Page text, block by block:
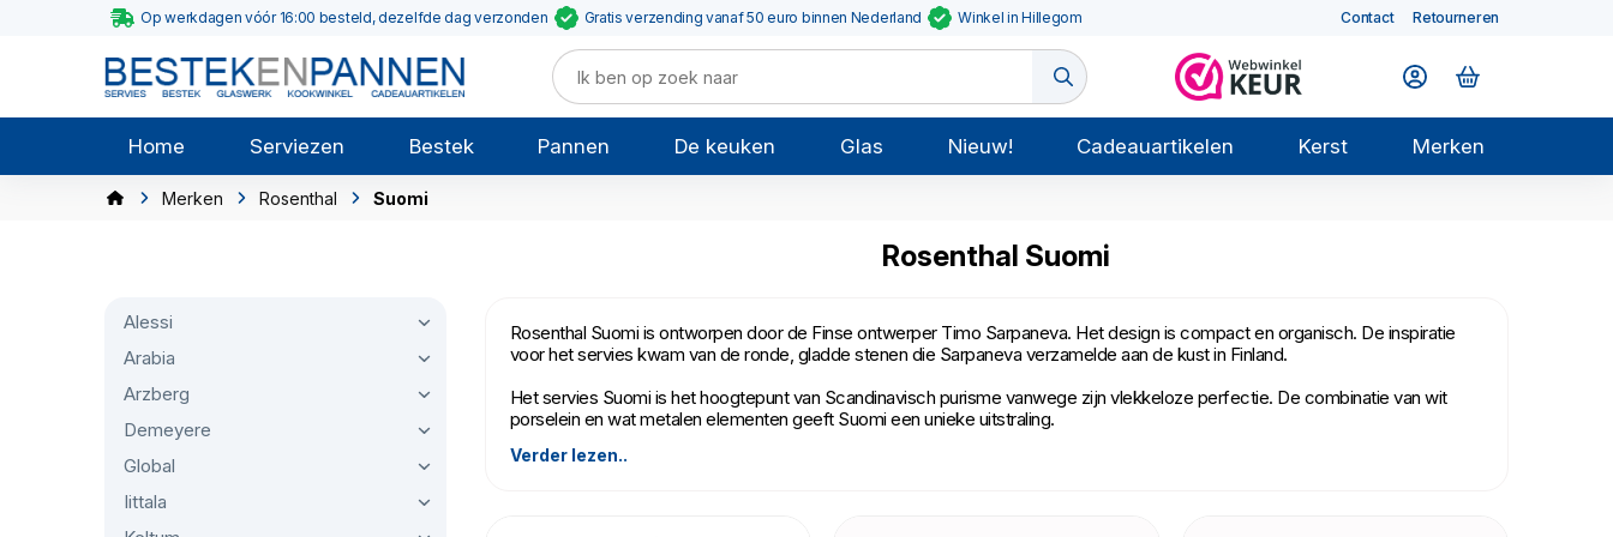
Op werkdagen vóór 16:00 besteld, dezelfde dag verzonden Gratis verzending vanaf 50 euro binnen Nederland Winkel in Hillegom Contact Retourneren
Home Serviezen Bestek Pannen De keuken Glas Nieuw! Cadeauartikelen Kerst Merken
Merken Rosenthal Suomi
Alessi
Arabia
Arzberg
Demeyere
Global
Iittala
Rosenthal Suomi
Rosenthal Suomi is ontworpen door de Finse ontwerper Timo Sarpaneva. Het design is compact en organisch. De inspiratie
voor het servies kwam van de ronde, gladde stenen die Sarpaneva verzamelde aan de kust in Finland.
Het servies Suomi is het hoogtepunt van Scandinavisch purisme vanwege zijn vlekkeloze perfectie. De combinatie van wit
porselein en wat metalen elementen geeft Suomi een unieke uitstraling.
De individuele onderdelen van het servies zijn teruggebracht naar alleen de basis, zonder frutsels, en vele delen zijn multi-
Verder lezen..